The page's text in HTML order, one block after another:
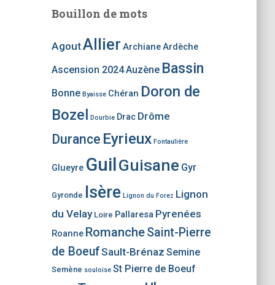
Bouillon de mots
AgoutAllier ArchianeArdèche
Ascension 2024Auzène Bassin
Bonne Byaisse Chéran Doron de
Bozel
Dourbie Drac Drôme
Durance Eyrieux Fontaulière
Glueyre Guil Guisane Gyr
Gyronde Isère Lignon du Forez Lignon
du Velay Loire Pallaresa Pyrenées
Roanne RomancheSaint-Pierre
de BoeufSault-Brénaz Semine
Semène souloise St Pierre de Boeuf